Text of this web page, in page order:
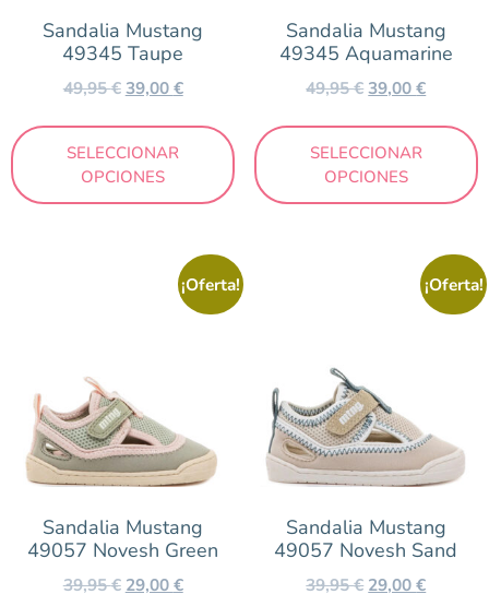
Beig
Blanco
Cuero
Estampado
Gris
Kaki
Negro
Nude
Plata
Rosa
Taupe
Verde
Sandalia Mustang
49345 Taupe
49,95€ 39,00€
SELECCIONAR
OPCIONES
Sandalia Mustang
49345 Aquamarine
49,95€ 39,00€
SELECCIONAR
OPCIONES
¡Oferta!
Sandalia Mustang
49057 Novesh Green
39,95€ 29,00€
¡Oferta!
Sandalia Mustang
49057 Novesh Sand
39,95€ 29,00€